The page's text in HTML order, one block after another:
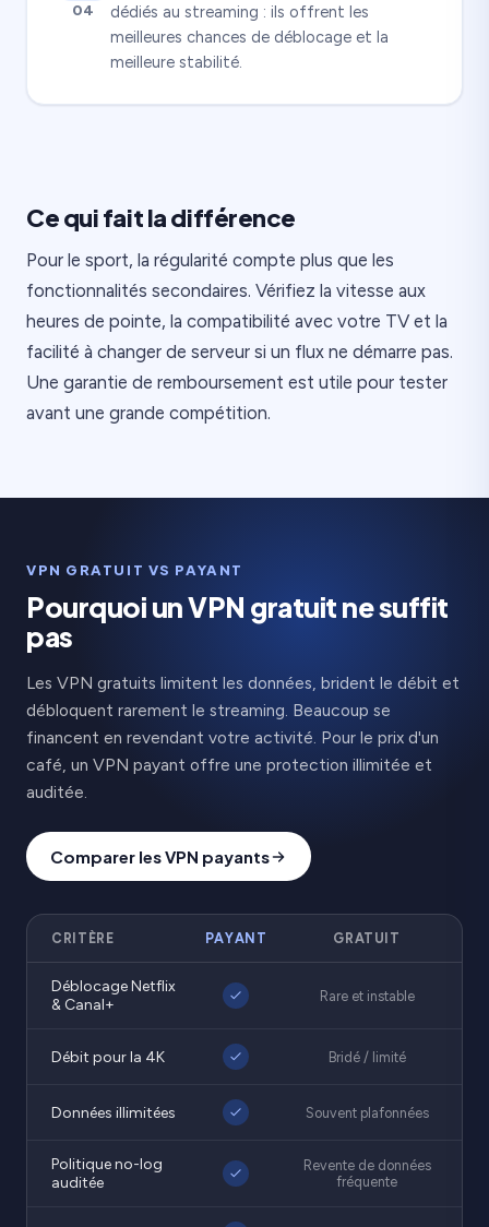
04
dédiés au streaming : ils offrent les
meilleures chances de déblocage et la
meilleure stabilité.
Ce qui fait la différence
Pour le sport, la régularité compte plus que les
fonctionnalités secondaires. Vérifiez la vitesse aux
heures de pointe, la compatibilité avec votre TV et la
facilité à changer de serveur si un flux ne démarre pas.
Une garantie de remboursement est utile pour tester
avant une grande compétition.
VPN GRATUIT VS PAYANT
Pourquoi un VPN gratuit ne suffit
pas
Les VPN gratuits limitent les données, brident le débit et
débloquent rarement le streaming. Beaucoup se
financent en revendant votre activité. Pour le prix d'un
café, un VPN payant offre une protection illimitée et
auditée.
Comparer les VPN payants
CRITÈRE PAYANT GRATUIT
Déblocage Netflix
& Canal+
Rare et instable
Débit pour la 4K Bridé / limité
Données illimitées Souvent plafonnées
Politique no-log
auditée
Revente de données
fréquente